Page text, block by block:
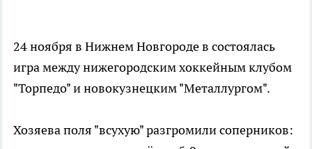
24 ноября в Нижнем Новгороде в состоялась
игра между нижегородским хоккейным клубом
"Торпедо" и новокузнецким "Металлургом".
Хозяева поля "всухую" разгромили соперников: